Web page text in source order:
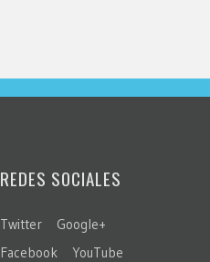
REDES SOCIALES
Twitter
Google+
Facebook
YouTube